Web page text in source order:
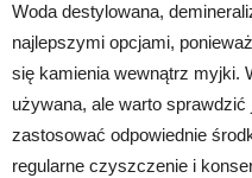
Woda destylowana,
najlepszymi opcjami,
się kamienia wewnątrz myjki.
używana, ale warto
zastosować odpowiednie
regularne czyszczenie i